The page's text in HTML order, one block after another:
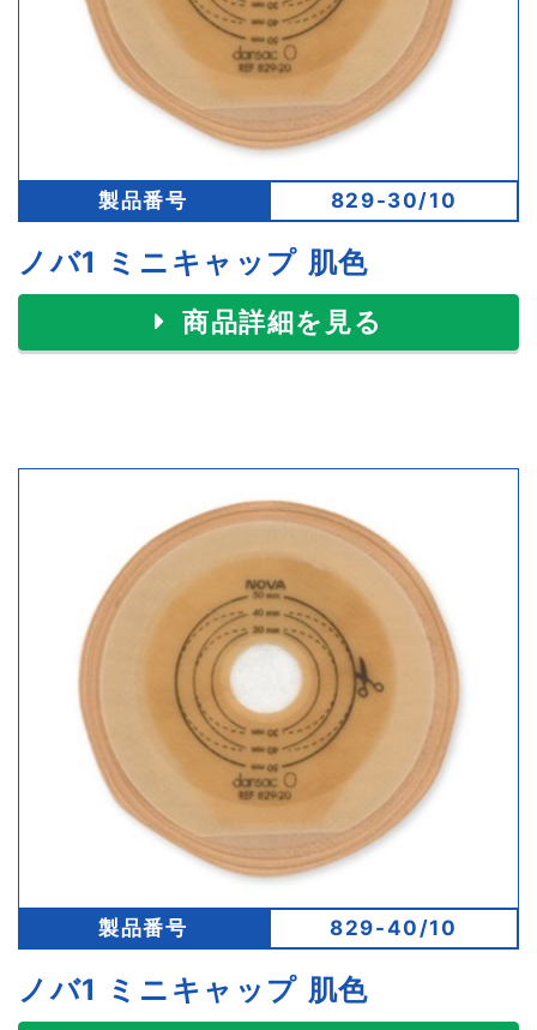
製品番号 829-30/10
ノバ1 ミニキャップ 肌色
商品詳細を見る
製品番号 829-40/10
ノバ1 ミニキャップ 肌色